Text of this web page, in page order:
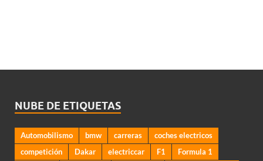
NUBE DE ETIQUETAS
Automobilismo bmw carreras
coches electricos
competición
Dakar electriccar F1
Formula 1